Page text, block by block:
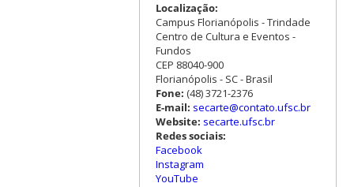
Localização:
Campus Florianópolis - Trindade
Centro de Cultura e Eventos -
Fundos
CEP 88040-900
Florianópolis - SC - Brasil
Fone: (48) 3721-2376
E-mail: secarte@contato.ufsc.br
Website: secarte.ufsc.br
Redes sociais:
Facebook
Instagram
YouTube